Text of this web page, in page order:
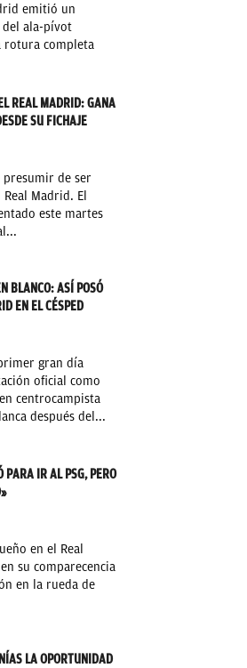
emitió un
del ala-pívot
rotura completa
REAL MADRID: GANA
SU FICHAJE
presumir de ser
Madrid. El
este martes
BLANCO: ASÍ POSÓ
EN EL CÉSPED
gran día
oficial como
centrocampista
después del...
PARA IR AL PSG, PERO
en el Real
su comparecencia
en la rueda de
LA OPORTUNIDAD